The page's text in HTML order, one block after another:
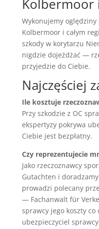
Kolbermoor
Wykonujemy
Kolbermoor i całym
szkody w korytarzu
nigdzie dojeżdżać —
przyjedzie do Ciebie.
Najczęściej
Ile kosztuje
Przy szkodzie z OC
ekspertyzy pokrywa
Ciebie jest bezpłatny.
Czy reprezentujecie
Jako rzeczoznawcy
Gutachten i
prowadzi polecany
— Fachanwalt für
sprawcy jego koszty co
ubezpieczyciel sprawcy